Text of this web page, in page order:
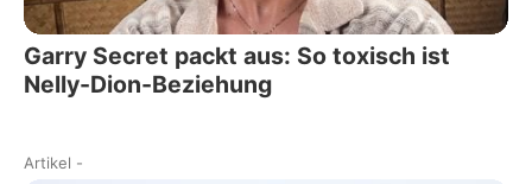
Garry Secret packt aus: So toxisch ist
Nelly-Dion-Beziehung
Artikel -